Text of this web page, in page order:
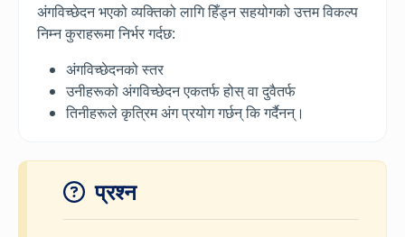
अंगविच्छेदन भएको व्यक्तिको लागि हिँड्न सहयोगको उत्तम विकल्प
निम्न कुराहरूमा निर्भर गर्दछ:
अंगविच्छेदनको स्तर
उनीहरूको अंगविच्छेदन एकतर्फ होस् वा दुवैतर्फ
तिनीहरूले कृत्रिम अंग प्रयोग गर्छन् कि गर्दैनन्।
प्रश्न